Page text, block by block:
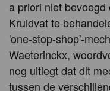
a priori niet
Kruidvat te
'one-stop-shop'-
Waeterinckx,
nog uitlegt dat dit
tussen de